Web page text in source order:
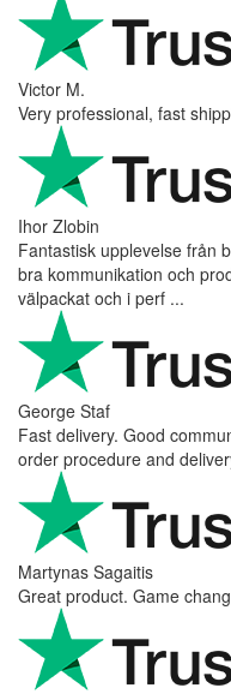
Victor M.
Very professional, fast
Ihor Zlobin
Fantastisk upplevelse från
bra kommunikation och
välpackat och i perf ...
George Staf
Fast delivery. Good
order procedure and
Martynas Sagaitis
Great product. Game